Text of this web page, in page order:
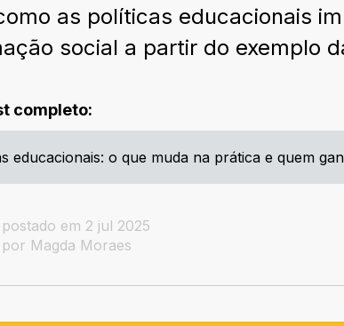
as políticas educacionais
social a partir do exemplo
completo:
educacionais: o que muda na prática e quem
postado em 2 jul 2025
por Magda Moraes